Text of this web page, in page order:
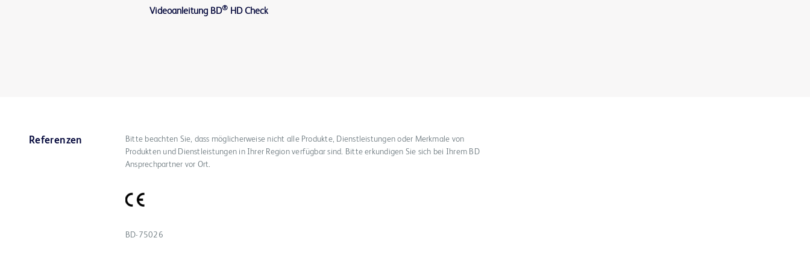
Videoanleitung BD® HD Check
Referenzen
Bitte beachten Sie, dass möglicherweise nicht alle Produkte, Dienstleistungen oder Merkmale von
Produkten und Dienstleistungen in Ihrer Region verfügbar sind. Bitte erkundigen Sie sich bei Ihrem BD
Ansprechpartner vor Ort.
BD-75026